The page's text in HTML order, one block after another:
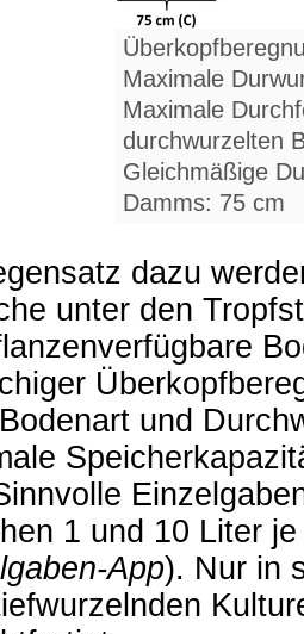
Maximale
Maximale
durchwurzelten
Gleichmäßige
Damms: 75 cm
dazu
unter den
und
1 und 10 Liter
App). Nur in